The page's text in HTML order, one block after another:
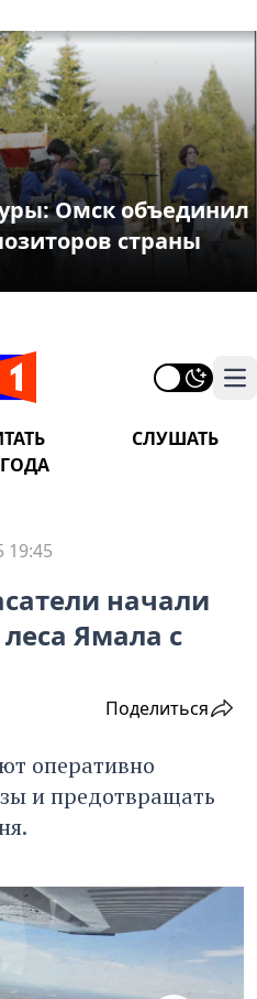
Омск объединил
страны
СЛУШАТЬ
19:45
начали
Ямала с
Поделиться
оперативно
и предотвращать